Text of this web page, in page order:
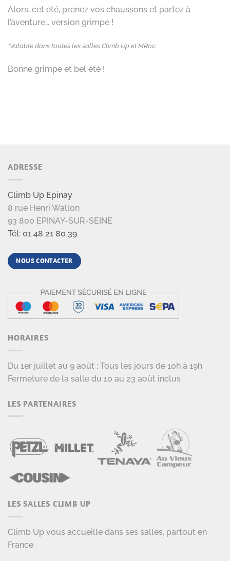
Alors, cet été, prenez vos chaussons et partez à
l’aventure… version grimpe !
*Valable dans toutes les salles Climb Up et MRoc.
Bonne grimpe et bel été !
ADRESSE
Climb Up Epinay
8 rue Henri Wallon
93 800 EPINAY-SUR-SEINE
Tél: 01 48 21 80 39
NOUS CONTACTER
HORAIRES
Du 1er juillet au 9 août : Tous les jours de 10h à 19h
Fermeture de la salle du 10 au 23 août inclus
LES PARTENAIRES
LES SALLES CLIMB UP
Climb Up vous accueille dans ses salles, partout en
France